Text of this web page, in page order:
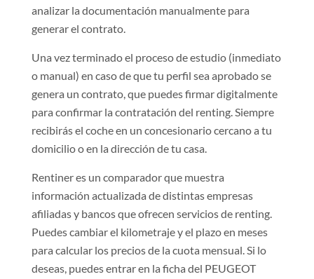
analizar la documentación manualmente para
generar el contrato.
Una vez terminado el proceso de estudio (inmediato
o manual) en caso de que tu perfil sea aprobado se
genera un contrato, que puedes firmar digitalmente
para confirmar la contratación del renting. Siempre
recibirás el coche en un concesionario cercano a tu
domicilio o en la dirección de tu casa.
Rentiner es un comparador que muestra
información actualizada de distintas empresas
afiliadas y bancos que ofrecen servicios de renting.
Puedes cambiar el kilometraje y el plazo en meses
para calcular los precios de la cuota mensual. Si lo
deseas, puedes entrar en la ficha del PEUGEOT